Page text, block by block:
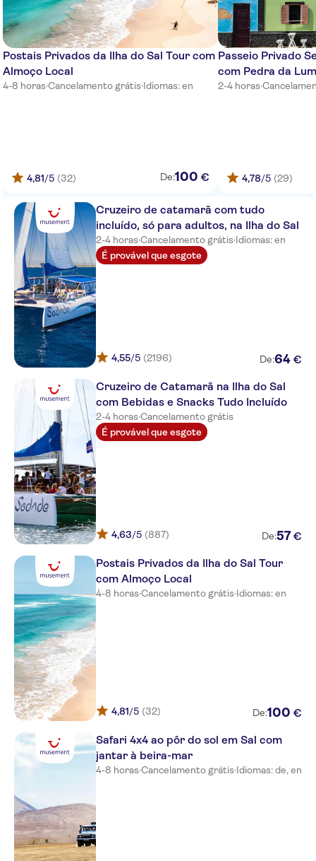
Meliá Dunas Beach Resort &
Spa
HOTEL CENTRAL SAL
Royal Horizons Ponta Sino
Meet at local pier in palmeira
Meet at kite beach restaurant
Postais Privados da Ilha do Sal Tour com
Almoço Local
4-8 horas·Cancelamento grátis·Idiomas: en
4,81/5 (32) De:100 €
Passeio Privado
com Pedra da
2-4 horas·
4,78/5 (29)
Cruzeiro de catamarã com tudo
incluído, só para adultos, na Ilha do Sal
2-4 horas·Cancelamento grátis·Idiomas: en
É provável que esgote
4,55/5 (2196) De:64 €
Cruzeiro de Catamarã na Ilha do Sal
com Bebidas e Snacks Tudo Incluído
2-4 horas·Cancelamento grátis
É provável que esgote
4,63/5 (887) De:57 €
Postais Privados da Ilha do Sal Tour
com Almoço Local
4-8 horas·Cancelamento grátis·Idiomas: en
4,81/5 (32) De:100 €
Safari 4x4 ao pôr do sol em Sal com
jantar à beira-mar
4-8 horas·Cancelamento grátis·Idiomas: de, en